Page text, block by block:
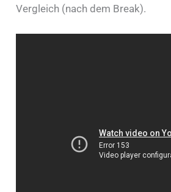
Vergleich (nach dem Break).